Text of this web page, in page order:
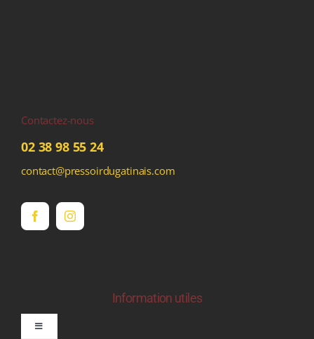
Contactez-nous
02 38 98 55 24
contact@pressoirdugatinais.com
Information utiles
Toggle